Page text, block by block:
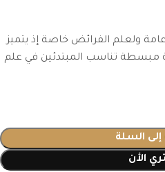
ولعلم الفرائض خاصة إذ يتميز
مبسطة تناسب المبتدئين في علم
السلة
الأن